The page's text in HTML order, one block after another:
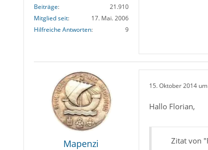
Beiträge
21.910
Mitglied seit
17. Mai. 2006
Hilfreiche Antworten
9
Mapenzi
15. Oktober 2014
Hallo Florian,
Zitat von